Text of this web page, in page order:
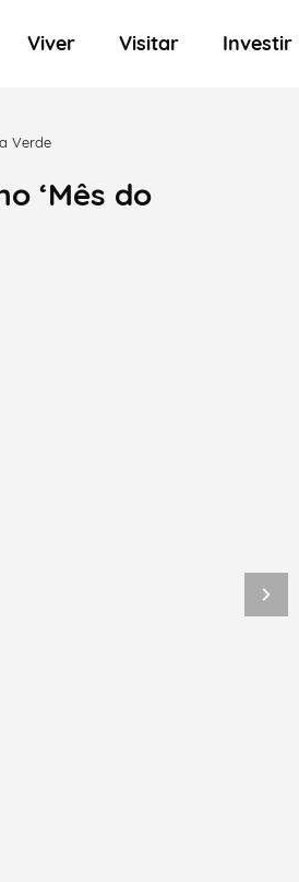
Viver Visitar Investir
Verde
‘Mês do